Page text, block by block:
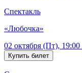
Спектакль
«Любочка»
02 октября (Пт), 19:00